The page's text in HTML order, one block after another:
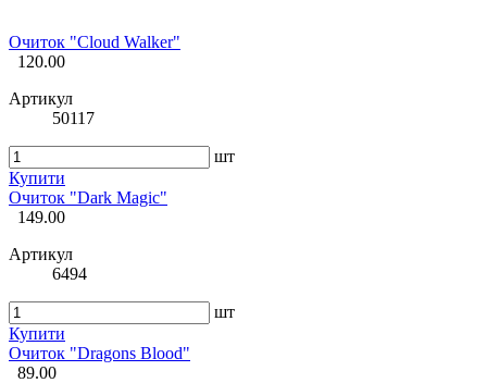
Очиток "Cloud Walker"
120.00
Артикул
50117
шт
Купити
Очиток "Dark Magic"
149.00
Артикул
6494
шт
Купити
Очиток "Dragons Blood"
89.00